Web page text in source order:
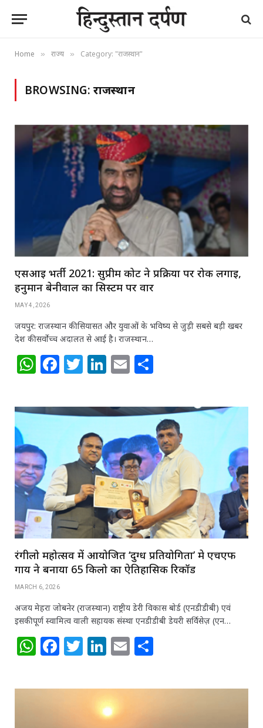
Home » राज्य » Category: "राजस्थान"
BROWSING: राजस्थान
एसआई भर्ती 2021: सुप्रीम कोर्ट ने प्रक्रिया पर रोक लगाई,
हनुमान बेनीवाल का सिस्टम पर वार
MAY 4, 2026
जयपुर: राजस्थान की सियासत और युवाओं के भविष्य से जुड़ी सबसे बड़ी खबर
देश की सर्वोच्च अदालत से आई है। राजस्थान…
W
at
s
A
p
p
F
c
e
o
o
k
T
itt
e
r
Li
k
e
dI
n
E
ai
l
ar
e
रंगीलो महोत्सव में आयोजित ‘दुग्ध प्रतियोगिता’ मे एचएफ
गाय ने बनाया 65 किलो का ऐतिहासिक रिकॉर्ड
MARCH 6, 2026
अजय मेहरा जोबनेर (राजस्थान) राष्ट्रीय डेरी विकास बोर्ड (एनडीडीबी) एवं
इसकी पूर्ण स्वामित्व वाली सहायक संस्था एनडीडीबी डेयरी सर्विसेज़ (एन…
W
at
F
c
T
itt
Li
k
e
dI
E
ai ar